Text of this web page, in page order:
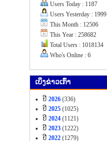
Users Today : 1187
Users Yesterday : 1999
This Month : 12506
This Year : 258682
Total Users : 1018134
Who's Online : 6
ເບິ່ງ​ຂ່າວ​ເກົ່າ
ປີ 2026 (336)
ປີ 2025 (1025)
ປີ 2024 (1121)
ປີ 2023 (1222)
ປີ 2022 (1279)